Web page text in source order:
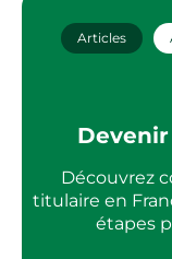
Articles
Découvrez
titulaire en
étapes